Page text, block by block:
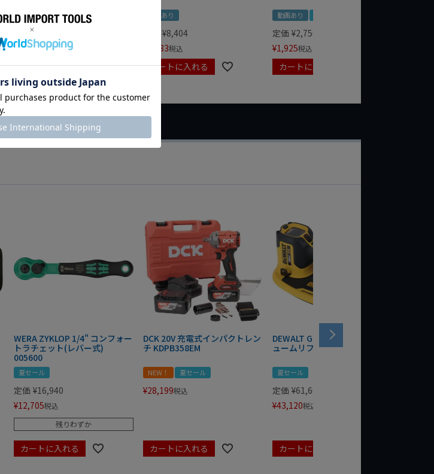
動画あり 夏セール
定価 ¥
¥ 6,545税込
カートに入れる
動画あり
¥8,404
7,983税込
カートに入れる
動画あり
定価 ¥2,750
¥1,925税込
カートに入れる
WERA ZYKLOP 1/4" コンフォー
トラチェット(レバー式)
005600
夏セール
定価 ¥16,940
¥12,705税込
残りわずか
カートに入れる
DCK 20V 充電式インパクトレン
チ KDPB358EM
NEW！ 夏セール
¥28,199税込
カートに入れる
DEWALT GRABO 18V電動バキ
ュームリフター DCE590N-XJ
夏セール
定価 ¥61,600
¥43,120税込
カートに入れる